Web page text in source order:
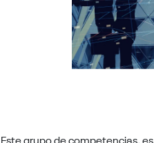
Este grupo de competencias,